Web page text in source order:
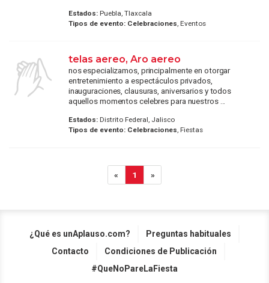
Estados:Puebla, Tlaxcala
Tipos de evento: Celebraciones , Eventos
telas aereo, Aro aereo
nos especializamos, principalmente en otorgar
entretenimiento a espectáculos privados,
inauguraciones, clausuras, aniversarios y todos
aquellos momentos celebres para nuestros ...
Estados:Distrito Federal, Jalisco
Tipos de evento: Celebraciones, Fiestas
« 1 »
¿Qué es unAplauso.com?
Preguntas habituales
Contacto
Condiciones de Publicación
#QueNoPareLaFiesta